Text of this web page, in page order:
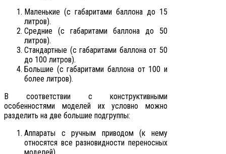
Маленькие (с габаритами баллона до 15
литров).
Средние (с габаритами баллона до 50
литров).
Стандартные (с габаритами баллона от 50
до 100 литров).
Большие (с габаритами баллона от 100 и
более литров).
В соответствии с конструктивными
особенностями моделей их условно можно
разделить на две большие подгруппы:
Аппараты с ручным приводом (к нему
относятся все разновидности переносных